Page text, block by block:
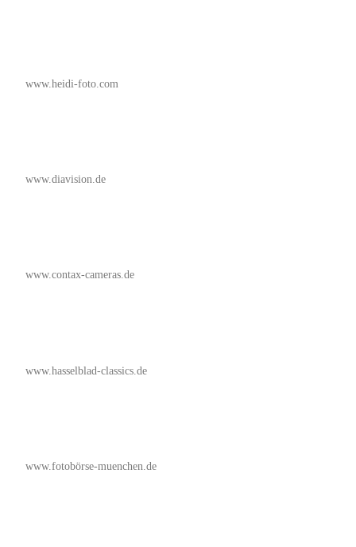
www.heidi-foto.com
www.diavision.de
www.contax-cameras.de
www.hasselblad-classics.de
www.fotobörse-muenchen.de